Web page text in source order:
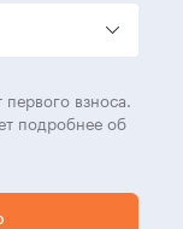
первого взноса.
подробнее об